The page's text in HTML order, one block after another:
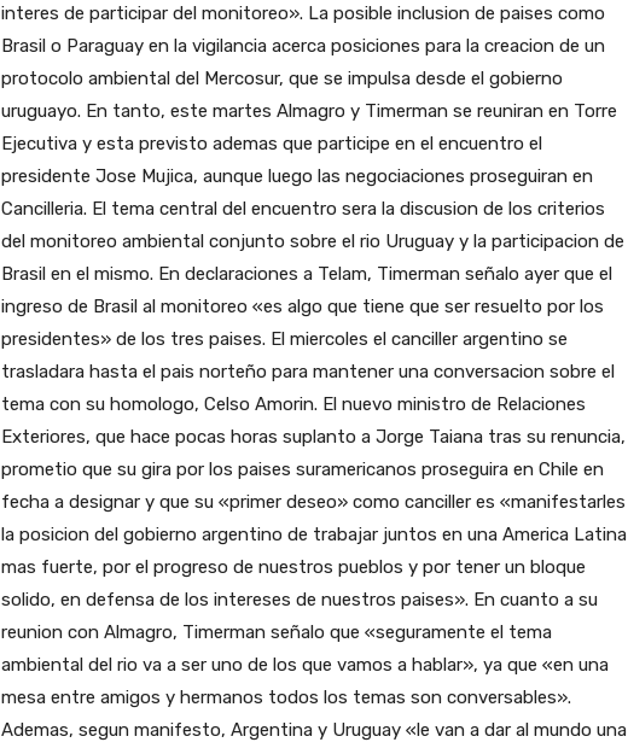
interes de participar del monitoreo». La posible inclusion de paises como
Brasil o Paraguay en la vigilancia acerca posiciones para la creacion de un
protocolo ambiental del Mercosur, que se impulsa desde el gobierno
uruguayo. En tanto, este martes Almagro y Timerman se reuniran en Torre
Ejecutiva y esta previsto ademas que participe en el encuentro el
presidente Jose Mujica, aunque luego las negociaciones proseguiran en
Cancilleria. El tema central del encuentro sera la discusion de los criterios
del monitoreo ambiental conjunto sobre el rio Uruguay y la participacion de
Brasil en el mismo. En declaraciones a Telam, Timerman señalo ayer que el
ingreso de Brasil al monitoreo «es algo que tiene que ser resuelto por los
presidentes» de los tres paises. El miercoles el canciller argentino se
trasladara hasta el pais norteño para mantener una conversacion sobre el
tema con su homologo, Celso Amorin. El nuevo ministro de Relaciones
Exteriores, que hace pocas horas suplanto a Jorge Taiana tras su renuncia,
prometio que su gira por los paises suramericanos proseguira en Chile en
fecha a designar y que su «primer deseo» como canciller es «manifestarles
la posicion del gobierno argentino de trabajar juntos en una America Latina
mas fuerte, por el progreso de nuestros pueblos y por tener un bloque
solido, en defensa de los intereses de nuestros paises». En cuanto a su
reunion con Almagro, Timerman señalo que «seguramente el tema
ambiental del rio va a ser uno de los que vamos a hablar», ya que «en una
mesa entre amigos y hermanos todos los temas son conversables».
Ademas, segun manifesto, Argentina y Uruguay «le van a dar al mundo una